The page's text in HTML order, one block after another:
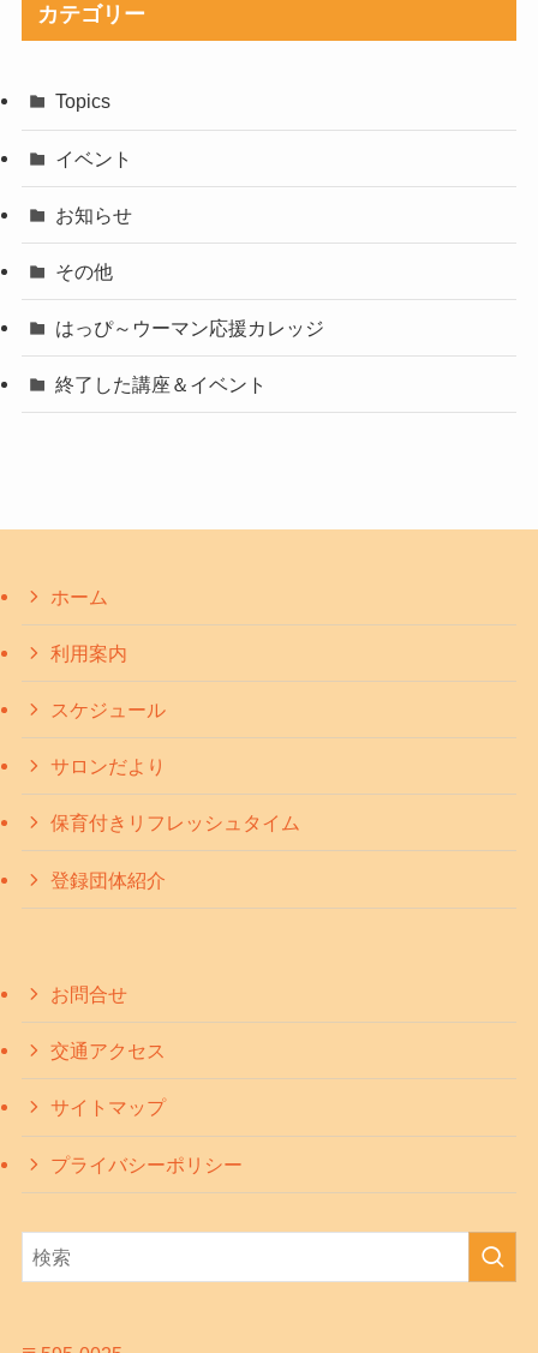
カテゴリー
Topics
イベント
お知らせ
その他
はっぴ～ウーマン応援カレッジ
終了した講座＆イベント
ホーム
利用案内
スケジュール
サロンだより
保育付きリフレッシュタイム
登録団体紹介
お問合せ
交通アクセス
サイトマップ
プライバシーポリシー